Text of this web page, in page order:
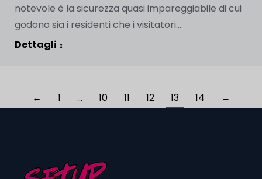
notevole è la sicurezza quasi impareggiabile di cui
godono sia i residenti che i visitatori...
Dettagli
← 1 … 10 11 12 13 14 →